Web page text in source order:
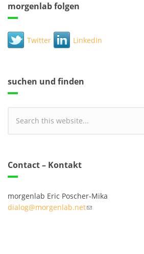
morgenlab folgen
Twitter LinkedIn
suchen und finden
Contact – Kontakt
morgenlab Eric Poscher-Mika
dialog@morgenlab.net(link sends e-mail)